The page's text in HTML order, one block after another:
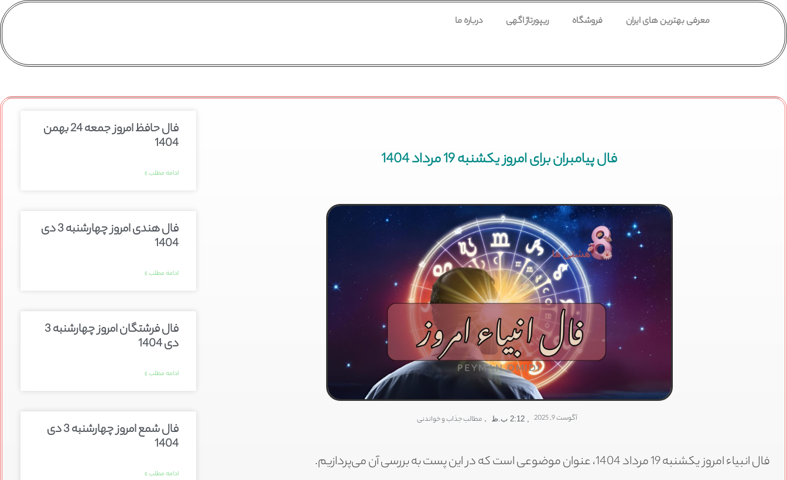
معرفی بهترین های ایران فروشگاه ریپورتاژ اگهی درباره ما
فال پیامبران برای امروز یکشنبه 19 مرداد 1404
PEYMAN OMIDI
آگوست 9, 2025 , 2:12 ب.ظ مطالب جذاب و خواندنی
فال انبیاء امروز یکشنبه 19 مرداد 1404، عنوان موضوعی است که در این پست به بررسی آن می‌پردازیم.
فال حافظ امروز جمعه 24 بهمن
1404
ادامه مطلب »
فال هندی امروز چهارشنبه 3 دی
1404
ادامه مطلب »
فال فرشتگان امروز چهارشنبه 3
دی 1404
ادامه مطلب »
فال شمع امروز چهارشنبه 3 دی
1404
ادامه مطلب »